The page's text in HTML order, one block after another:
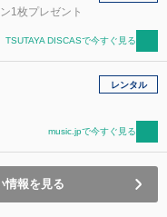
1枚プレゼント
TSUTAYA DISCASで今すぐ見る
レンタル
music.jpで今すぐ見る
情報を見る